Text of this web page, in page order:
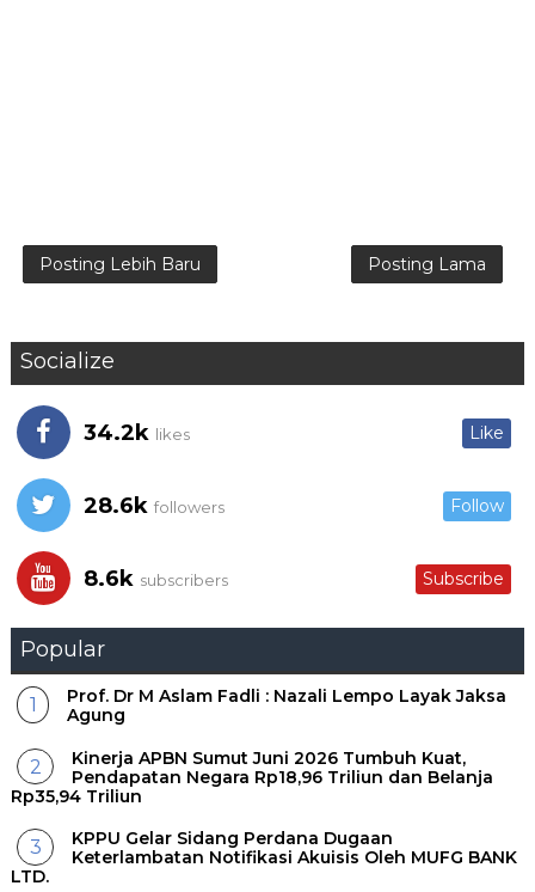
Posting Lebih Baru Posting Lama
Socialize
34.2k likes Like
28.6k followers Follow
8.6k subscribers Subscribe
Popular
Prof. Dr M Aslam Fadli : Nazali Lempo Layak Jaksa
Agung
Kinerja APBN Sumut Juni 2026 Tumbuh Kuat,
Pendapatan Negara Rp18,96 Triliun dan Belanja
Rp35,94 Triliun
KPPU Gelar Sidang Perdana Dugaan
Keterlambatan Notifikasi Akuisis Oleh MUFG BANK
LTD.